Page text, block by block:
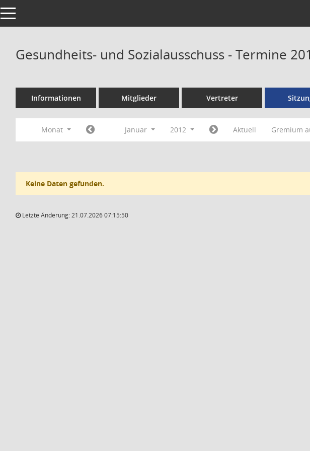
Toggle navigation
Gesundheits- und Sozialausschuss - Termine
Informationen Mitglieder Vertreter
Monat Januar 2012 Aktuell Gremium
Keine Daten gefunden.
Letzte Änderung: 21.07.2026 07:15:50